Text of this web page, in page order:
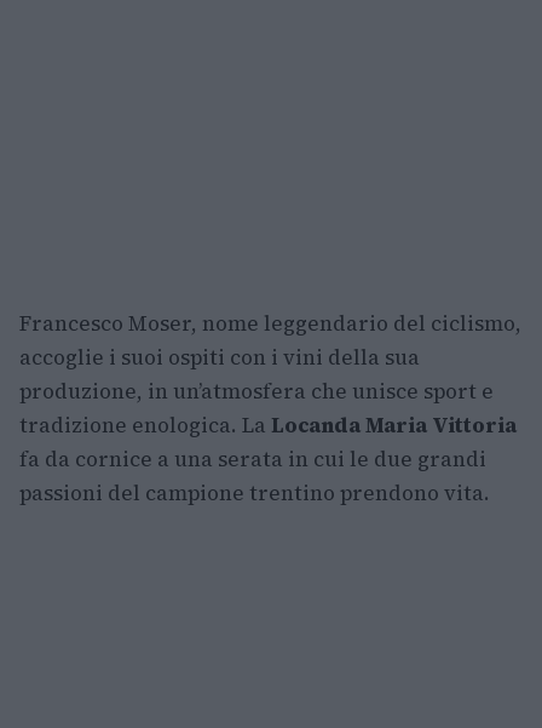
Francesco Moser, nome leggendario del ciclismo,
accoglie i suoi ospiti con i vini della sua
produzione, in un’atmosfera che unisce sport e
tradizione enologica. La Locanda Maria Vittoria
fa da cornice a una serata in cui le due grandi
passioni del campione trentino prendono vita.